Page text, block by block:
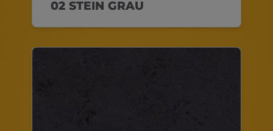
02 STEIN GRAU